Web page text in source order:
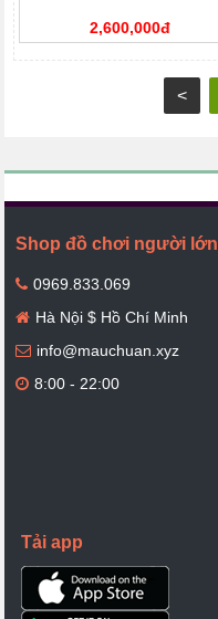
2,600,000đ
<
Shop đồ chơi người lớn
0969.833.069
Hà Nội $ Hồ Chí Minh
info@mauchuan.xyz
8:00 - 22:00
Tải app